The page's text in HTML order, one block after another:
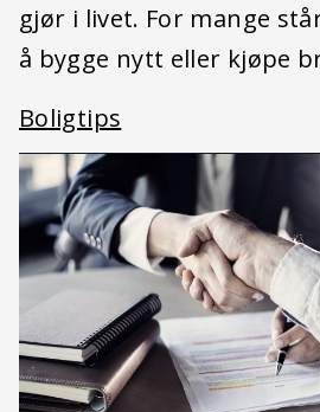
gjør i livet. For mange
å bygge nytt eller kjøpe
Boligtips